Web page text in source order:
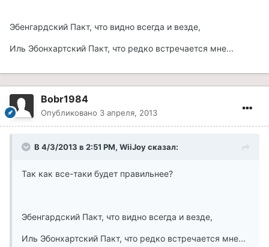
Эбенгардский Пакт, что видно всегда и везде,
Иль Эбонхартский Пакт, что редко встречается мне...
Bobr1984
Опубликовано 3 апреля, 2013
В 4/3/2013 в 2:51 PM, WiiJoy сказал:
Так как все-таки будет правильнее?
Эбенгардский Пакт, что видно всегда и везде,
Иль Эбонхартский Пакт, что редко встречается мне...